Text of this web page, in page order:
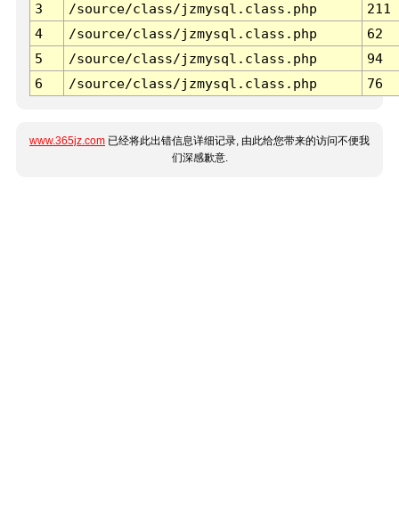
3 /source/class/jzmysql.class.php
211
4
/source/class/jzmysql.class.php
62
5
/source/class/jzmysql.class.php
94
6
/source/class/jzmysql.class.php 76
www.365jz.com 已经将此出错信息详细记录, 由此给您带来的访问不便我
们深感歉意.